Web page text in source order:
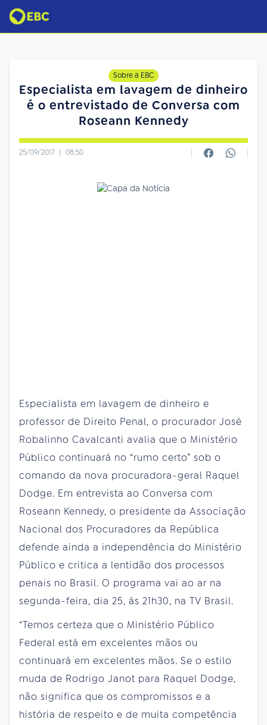
Sobre a EBC
Especialista em lavagem de dinheiro
é o entrevistado de Conversa com
Roseann Kennedy
25/09/2017 | 08:50
Especialista em lavagem de dinheiro e
professor de Direito Penal, o procurador José
Robalinho Cavalcanti avalia que o Ministério
Público continuará no “rumo certo” sob o
comando da nova procuradora-geral Raquel
Dodge. Em entrevista ao Conversa com
Roseann Kennedy, o presidente da Associação
Nacional dos Procuradores da República
defende ainda a independência do Ministério
Público e critica a lentidão dos processos
penais no Brasil. O programa vai ao ar na
segunda-feira, dia 25, às 21h30, na TV Brasil.
“Temos certeza que o Ministério Público
Federal está em excelentes mãos ou
continuará em excelentes mãos. Se o estilo
muda de Rodrigo Janot para Raquel Dodge,
não significa que os compromissos e a
história de respeito e de muita competência